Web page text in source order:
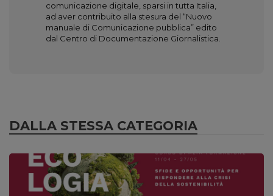
comunicazione digitale, sparsi in tutta Italia,
ad aver contribuito alla stesura del “Nuovo
manuale di Comunicazione pubblica” edito
dal Centro di Documentazione Giornalistica.
DALLA STESSA CATEGORIA